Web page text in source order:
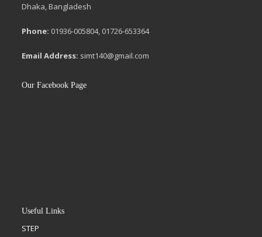
Dhaka, Bangladesh
Phone: 01936-005804, 01726-653364
Email Address: simt140@gmail.com
Our Facebook Page
Useful Links
STEP